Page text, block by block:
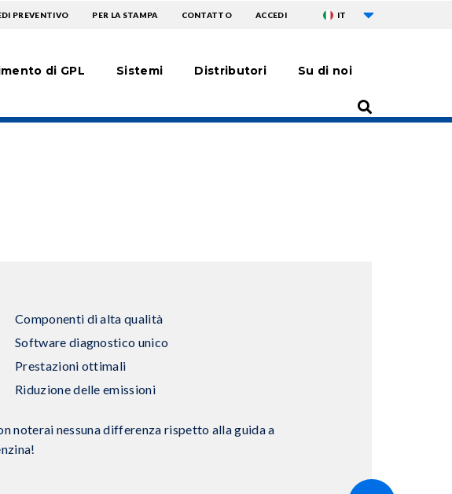
PREVENTIVO TOPMENU
PER LA STAMPA CONTATTO ACCEDI IT
di GPL Sistemi Distributori Su di noi
Componenti di alta qualità
Software diagnostico unico
Prestazioni ottimali
Riduzione delle emissioni
noterai nessuna differenza rispetto alla guida a